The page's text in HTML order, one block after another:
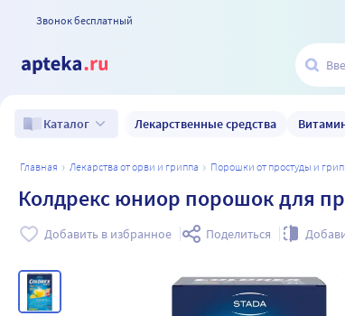
Звонок бесплатный
Каталог Лекарственные средства
главная лекарства от орви и гриппа порошки от простуды и
Колдрекс юниор порошок для
Добавить в избранное Поделиться